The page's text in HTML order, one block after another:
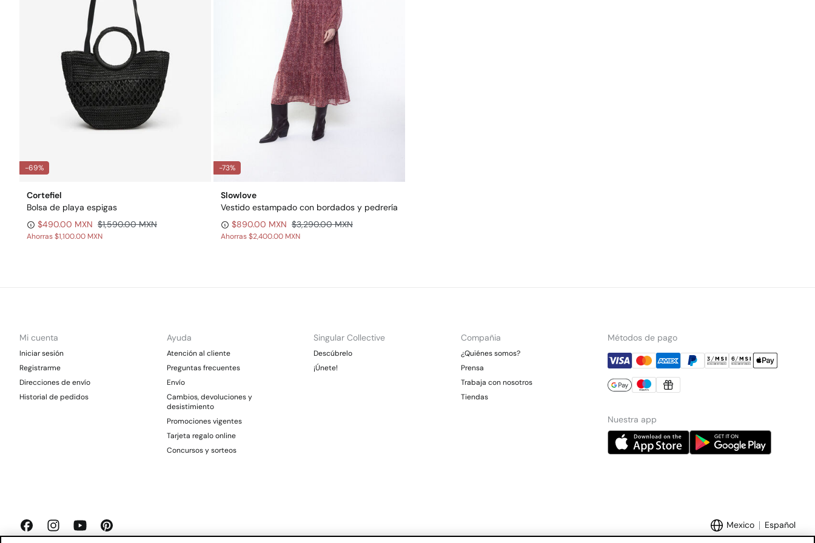
-69%
Cortefiel
Bolsa de playa espigas
$490.00 MXN $1,590.00 MXN
Ahorras$1,100.00 MXN
-73%
Slowlove
Vestido estampado con bordados y pedrería
$890.00 MXN $3,290.00 MXN
Ahorras$2,400.00 MXN
Mi cuenta
Iniciar sesión
Registrarme
Direcciones de envío
Historial de pedidos
Ayuda
Atención al cliente
Preguntas frecuentes
Envío
Cambios, devoluciones y
desistimiento
Promociones vigentes
Tarjeta regalo online
Concursos y sorteos
Singular Collective
Descúbrelo
¡Únete!
Compañia
¿Quiénes somos?
Prensa
Trabaja con nosotros
Tiendas
Métodos de pago
Nuestra app
Mexico Español